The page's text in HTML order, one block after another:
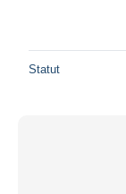
Statut